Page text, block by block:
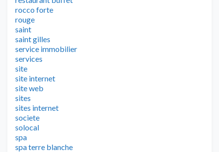
rocco forte
rouge
saint
saint gilles
service immobilier
services
site
site internet
site web
sites
sites internet
societe
solocal
spa
spa terre blanche